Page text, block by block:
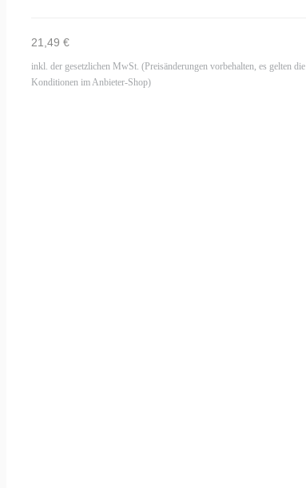
21,49 €
inkl. der gesetzlichen MwSt. (Preisänderungen vorbehalten, es gelten die
Konditionen im Anbieter-Shop)